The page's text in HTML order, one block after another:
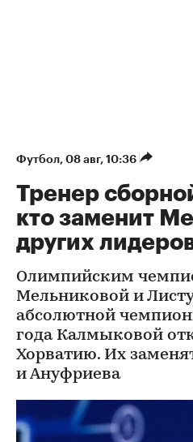
Футбол⁠, 08 авг, 10:36
Тренер
кто заменит
других
Олимпийским
Мельниковой и
абсолютной
года Калмыковой
Хорватию. Их
и Ануфриева